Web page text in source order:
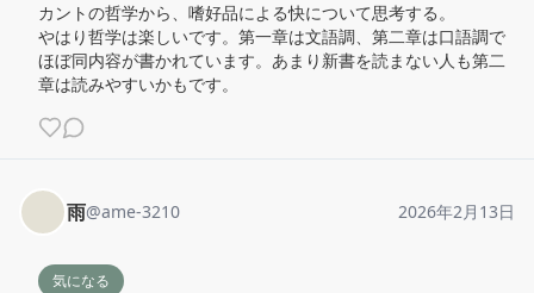
カントの哲学から、嗜好品による快について思考する。
やはり哲学は楽しいです。第一章は文語調、第二章は口語調で
ほぼ同内容が書かれています。あまり新書を読まない人も第二
章は読みやすいかもです。
雨@ame-3210 2026年2月13日
気になる